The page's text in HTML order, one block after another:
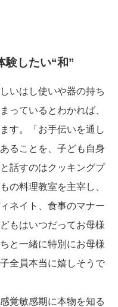
験したい“和”
いはし使いや器の持ち
っているとわかれば、
す。「お手伝いを通し
ることを、子ども自身
話すのはクッキングプ
の料理教室を主宰し、
ネイト、食事のマナー
もはいつだってお母様
と一緒に特別にお母様
全員本当に嬉しそうで
覚敏感期に本物を知る